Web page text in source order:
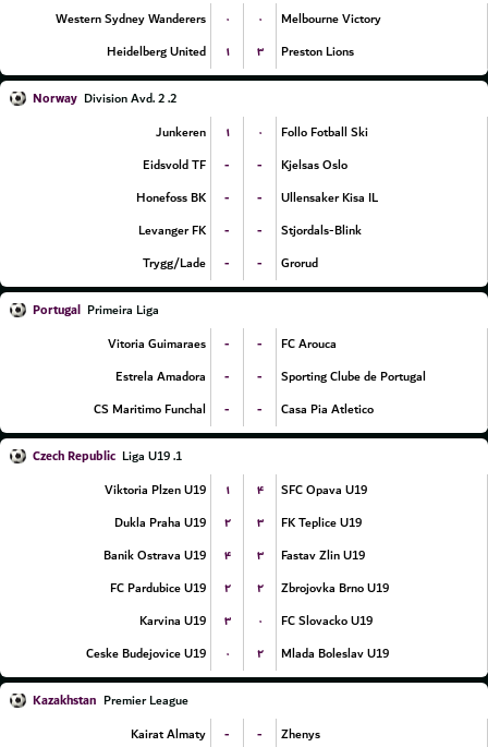
Western Sydney Wanderers
۰ ۰
Melbourne Victory
Heidelberg United
۱ ۳ Preston Lions
Norway
2. Division Avd. 2
Junkeren
۱ ۰
Follo Fotball Ski
Eidsvold TF
- -
Kjelsas Oslo
Honefoss BK
- -
Ullensaker Kisa IL
Levanger FK
- -
Stjordals-Blink
Trygg/Lade
- - Grorud
Portugal Primeira Liga
Vitoria Guimaraes
- -
FC Arouca
Estrela Amadora
- -
Sporting Clube de Portugal
CS Maritimo Funchal
- - Casa Pia Atletico
Czech Republic
1. Liga U19
Viktoria Plzen U19
۱ ۴
SFC Opava U19
Dukla Praha U19
۲ ۳
FK Teplice U19
Banik Ostrava U19
۴ ۳
Fastav Zlin U19
FC Pardubice U19
۲ ۲
Zbrojovka Brno U19
Karvina U19
۳ ۰
FC Slovacko U19
Ceske Budejovice U19
۰ ۲ Mlada Boleslav U19
Kazakhstan Premier League
Kairat Almaty
- -
Zhenys